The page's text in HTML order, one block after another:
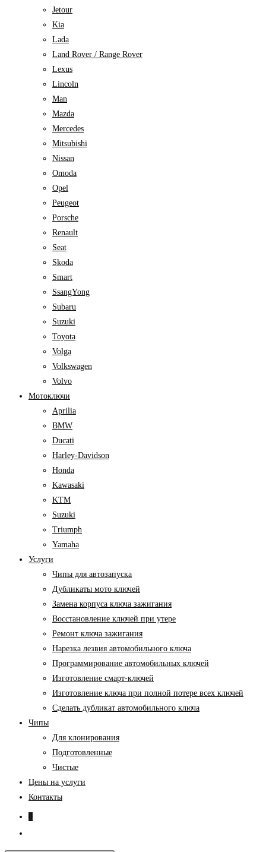
Jetour
Kia
Lada
Land Rover / Range Rover
Lexus
Lincoln
Man
Mazda
Mercedes
Mitsubishi
Nissan
Omoda
Opel
Peugeot
Porsche
Renault
Seat
Skoda
Smart
SsangYong
Subaru
Suzuki
Toyota
Volga
Volkswagen
Volvo
Мотоключи
Aprilia
BMW
Ducati
Harley-Davidson
Honda
Kawasaki
KTM
Suzuki
Triumph
Yamaha
Услуги
Чипы для автозапуска
Дубликаты мото ключей
Замена корпуса ключа зажигания
Восстановление ключей при утере
Ремонт ключа зажигания
Нарезка лезвия автомобильного ключа
Программирование автомобильных ключей
Изготовление смарт-ключей
Изготовление ключа при полной потере всех ключей
Cделать дубликат автомобильного ключа
Чипы
Для клонирования
Подготовленные
Чистые
Цены на услуги
Контакты
0